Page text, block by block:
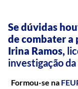
Se dúvidas
de combater a
Irina Ramos,
investigação
Formou-se na